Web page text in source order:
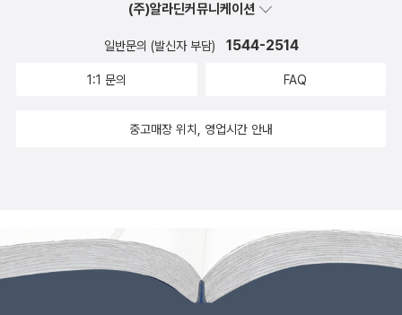
테제란 1928년 코민테른 6차대회에서 비롯된 것인데 ‘계급 대 계급’
노선을 내용으로 한다. 공산주의자들은 브루주아지는 물론이고 민족
고 좌편향된 노선이다. 그래서 공산주의자들은 좌우합작체인 신간회
차대회에서 인민전선 노선을 지령하면서 다시 우익들과도 연대하라
가 심한 파시즘 군사독재 치하였고 탄압이 하도 극심해서 지하활동밖
에 할 수 없었기 때문에 인민전선 노선을 수용하지도 못했고 1928년
의 12월 테제 수준에서 머물렀다는 것이다. 이것이 재건된 조선공산
(주)알라딘커뮤니케이션
일반문의 (발신자 부담) 1544-2514
1:1 문의 FAQ
중고매장 위치, 영업시간 안내